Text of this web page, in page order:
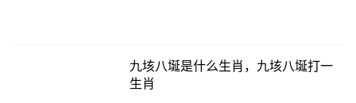
九垓八埏是什么生肖，九垓八埏打一
生肖